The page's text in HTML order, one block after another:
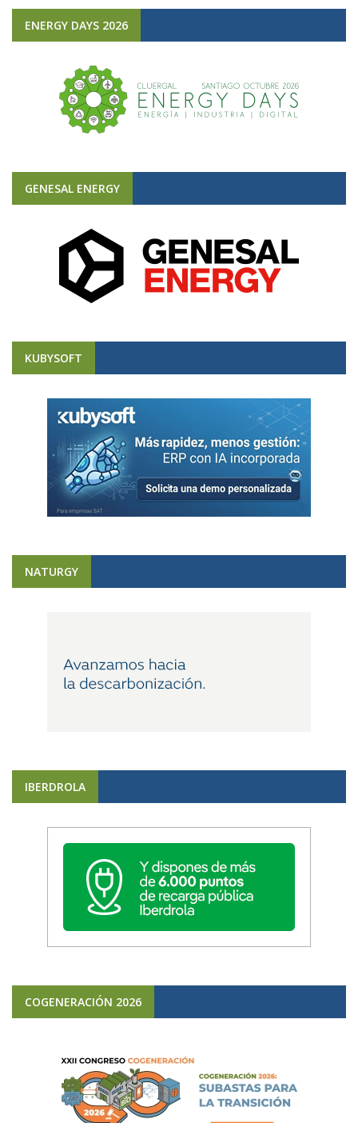
ENERGY DAYS 2026
GENESAL ENERGY
KUBYSOFT
NATURGY
IBERDROLA
COGENERACIÓN 2026